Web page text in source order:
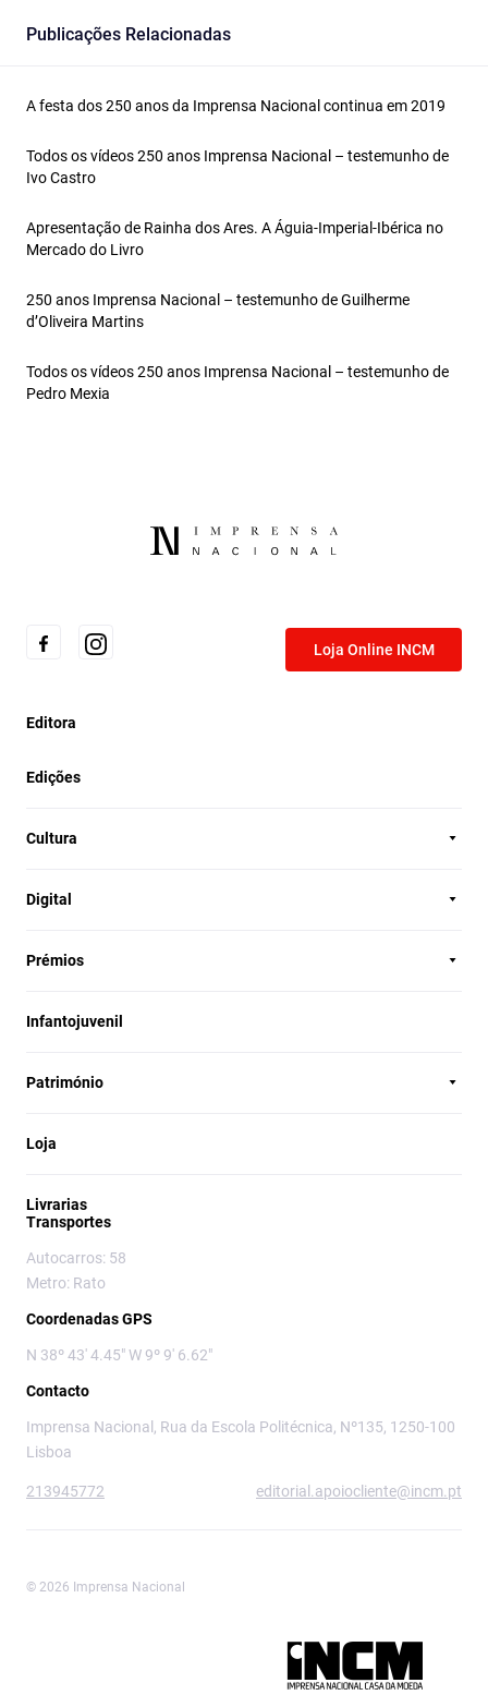
Publicações Relacionadas
A festa dos 250 anos da Imprensa Nacional continua em 2019
Todos os vídeos 250 anos Imprensa Nacional – testemunho de
Ivo Castro
Apresentação de Rainha dos Ares. A Águia‑Imperial‑Ibérica no
Mercado do Livro
250 anos Imprensa Nacional – testemunho de Guilherme
d’Oliveira Martins
Todos os vídeos 250 anos Imprensa Nacional – testemunho de
Pedro Mexia
Loja Online INCM
Editora
Edições
Cultura
Digital
Prémios
Infantojuvenil
Património
Loja
Livrarias
Transportes
Autocarros: 58
Metro: Rato
Coordenadas GPS
N 38º 43' 4.45" W 9º 9' 6.62"
Contacto
Imprensa Nacional, Rua da Escola Politécnica, Nº135, 1250-100
Lisboa
213945772 editorial.apoiocliente@incm.pt
© 2026 Imprensa Nacional